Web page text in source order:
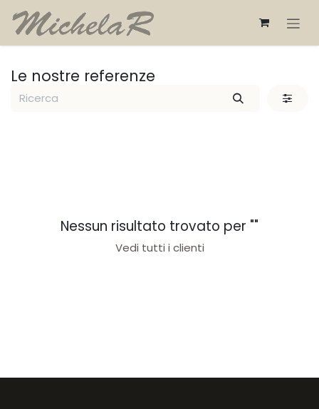
Passa al contenuto
Le nostre referenze
Nessun risultato trovato per ""
Vedi tutti i clienti